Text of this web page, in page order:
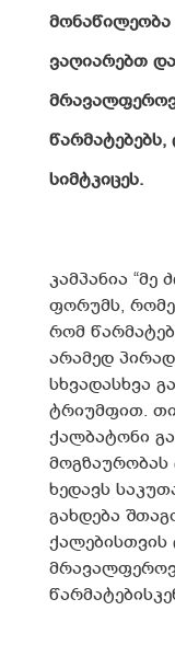
მონაწილეობა
ვაღიარებთ
სიმტკიცეს.
კამპანია “მე
ფორუმს,
რომ
არამედ
სხვადასხვა
ტრიუმფით.
ქალბატონი
მოგზაურობას
ხედავს
გახდება
ქალებისთვის